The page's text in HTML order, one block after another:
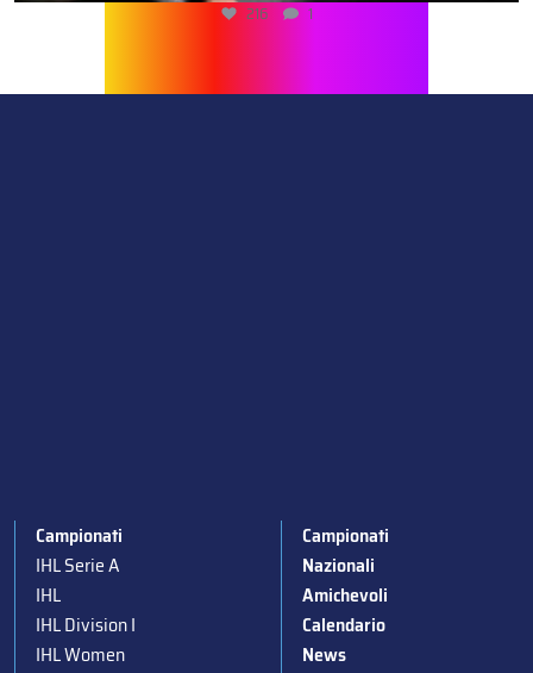
216 1
Campionati
IHL Serie A
IHL
IHL Division I
IHL Women
Campionati
Nazionali
Amichevoli
Calendario
News